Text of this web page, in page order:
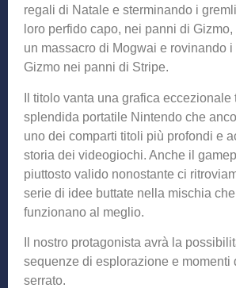
regali di Natale e sterminando i
loro perfido capo, nei panni di
un massacro di Mogwai e rovinando
Gizmo nei panni di Stripe.
Il titolo vanta una grafica
splendida portatile Nintendo che
uno dei comparti titoli più profondi e
storia dei videogiochi. Anche il
piuttosto valido nonostante ci
serie di idee buttate nella mischia
funzionano al meglio.
Il nostro protagonista avrà la
sequenze di esplorazione e momenti
serrato.